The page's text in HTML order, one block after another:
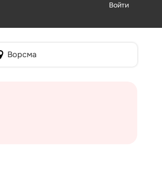
Войти
Ворсма